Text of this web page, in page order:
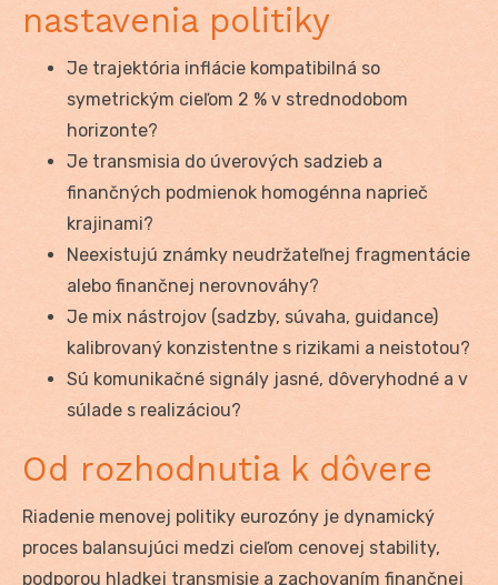
nastavenia politiky
Je trajektória inflácie kompatibilná so
symetrickým cieľom 2 % v strednodobom
horizonte?
Je transmisia do úverových sadzieb a
finančných podmienok homogénna naprieč
krajinami?
Neexistujú známky neudržateľnej fragmentácie
alebo finančnej nerovnováhy?
Je mix nástrojov (sadzby, súvaha, guidance)
kalibrovaný konzistentne s rizikami a neistotou?
Sú komunikačné signály jasné, dôveryhodné a v
súlade s realizáciou?
Od rozhodnutia k dôvere
Riadenie menovej politiky eurozóny je dynamický
proces balansujúci medzi cieľom cenovej stability,
podporou hladkej transmisie a zachovaním finančnej